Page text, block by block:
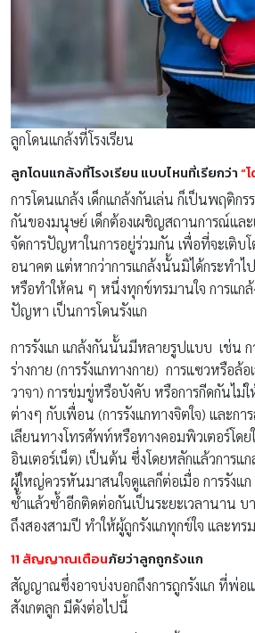
ลูกโดนแกล้งที่โรงเรียน
ลูกโดนแกล้งที่โรงเรียน แบบไหนที่เรียกว่า“
การโดนแกล้ง เด็กแกล้งกันเล่น ก็เป็นพฤติก
กันของมนุษย์ เด็กต้องเผชิญสถานการณ์และ
จัดการปัญหาในการอยู่ร่วมกัน เพื่อที่จะเติบ
อนาคต แต่หากว่าการแกล้งนั้นมิได้กระทำไ
หรือทำให้คน ๆ หนึ่งทุกข์ทรมานใจ การแกล้
ปัญหา เป็นการโดนรังแก
การรังแก แกล้งกันนั้นมีหลายรูปแบบ เช่น
ร่างกาย (การรังแกทางกาย) การแซวหรือล้อ
วาจา) การข่มขู่หรือบังคับ หรือการกีดกันไม่ใ
ต่างๆ กับเพื่อน (การรังแกทางจิตใจ) และก
เลียนทางโทรศัพท์หรือทางคอมพิวเตอร์โดย
อินเตอร์เน็ต) เป็นต้น ซึ่งโดยหลักแล้วการ
ผู้ใหญ่ควรหันมาสนใจดูแลก็ต่อเมื่อ การรังแ
ซ้ำแล้วซ้ำอีกติดต่อกันเป็นระยะเวลานาน
ถึงสองสามปี ทำให้ผู้ถูกรังแกทุกข์ใจ และทร
11 สัญญาณเตือนภัยว่าลูกถูกรังแก
สัญญาณซึ่งอาจบ่งบอกถึงการถูกรังแก ที่พ่อ
สังเกตลูก มีดังต่อไปนี้